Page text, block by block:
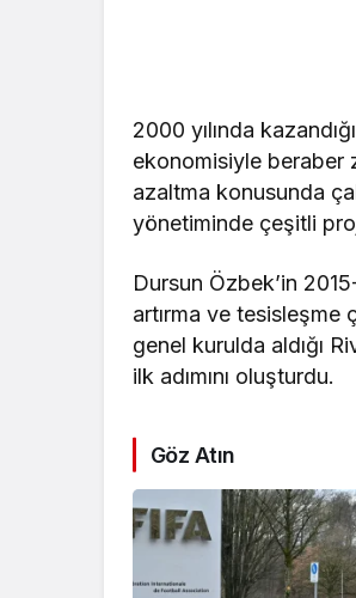
2000 yılında kazandığı
ekonomisiyle beraber
azaltma konusunda
yönetiminde çeşitli
Dursun Özbek’in
artırma ve tesisleşme
genel kurulda aldığı
ilk adımını oluşturdu.
Göz Atın